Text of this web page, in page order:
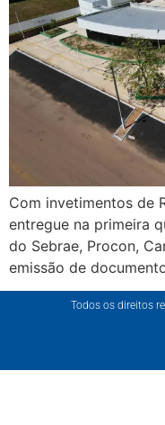
Com invetimentos de
entregue na primeira
do Sebrae, Procon,
emissão de
Todos os direitos